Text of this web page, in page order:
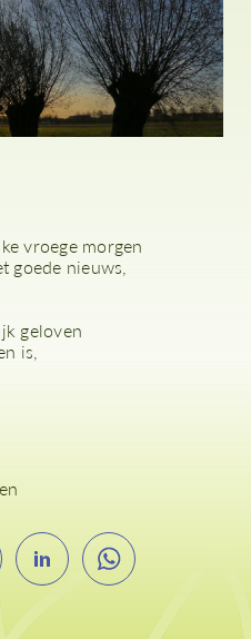
vroege morgen
goede nieuws,
geloven
is,